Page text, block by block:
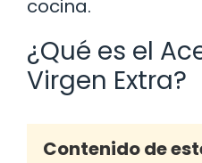
cocina.
¿Qué es el
Virgen Extra?
Contenido de